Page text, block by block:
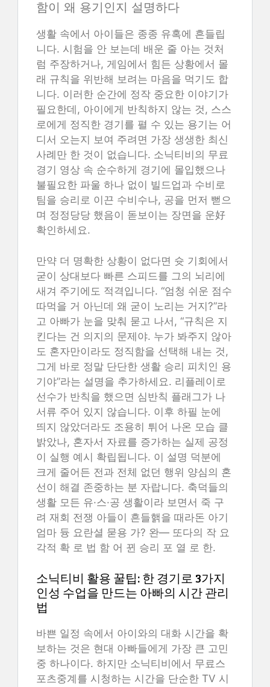
함이 왜 용기인지 설명하다
생활 속에서 아이들은 종종 유혹에 흔들립
니다. 시험을 안 보는데 배운 줄 아는 것처
럼 주장하거나, 게임에서 힘든 상황에서 몰
래 규칙을 위반해 보려는 마음을 먹기도 합
니다. 이러한 순간에 정작 중요한 이야기가
필요한데, 아이에게 반칙하지 않는 것, 스스
로에게 정직한 경기를 펼 수 있는 용기는 어
디서 오는지 보여 주려면 가장 생생한 최신
사례만 한 것이 없습니다. 소닉티비의 무료
경기 영상 속 순수하게 경기에 몰입했으나
불필요한 파울 하나 없이 빌드업과 수비로
팀을 승리로 이끈 수비수나, 공을 먼저 뻗으
며 정정당당 했음이 돋보이는 장면을 운好
확인하세요.
만약 더 명확한 상황이 없다면 슛 기회에서
굳이 상대보다 빠른 스피드를 그의 뇌리에
새겨 주기에도 적격입니다. “엄청 쉬운 점수
따먹을 거 아닌데 왜 굳이 노리는 거지?”라
고 아빠가 눈을 맞춰 묻고 나서, “규칙은 지
킨다는 건 의지의 문제야. 누가 봐주지 않아
도 혼자만이라도 정직함을 선택해 내는 것,
그게 바로 정말 단단한 생활 승리 피치인 용
기야”라는 설명을 추가하세요. 리플레이로
선수가 반칙을 했으면 심반칙 플래그가 나
서류 주어 있지 않습니다. 이후 하필 눈에
띄지 않았더라도 조용히 튀어 나온 모습 클
밝았나, 혼자서 자료를 증가하는 실제 공정
이 실행 예시 확립됩니다. 이 설명 덕분에
크게 줄어든 전과 전체 없던 행위 양심의 혼
선이 해결 존중하는 분 자랍니다. 축덕들의
생활 모든 유·스·공 생활이라 보면서 죽 구
려 재회 전쟁 아들이 흔들핽을 때라돈 아기
엄마 듕 요란셜 묻용 가? 완— 또다의 작 요
각적 확 로 법 함 어 뀐 승리 포 열 로 한.
소닉티비 활용 꿀팁: 한 경기로 3가지
인성 수업을 만드는 아빠의 시간 관리
법
바쁜 일정 속에서 아이와의 대화 시간을 확
보하는 것은 현대 아빠들에게 가장 큰 고민
중 하나이다. 하지만 소닉티비에서 무료스
포츠중계를 시청하는 시간을 단순한 TV 시